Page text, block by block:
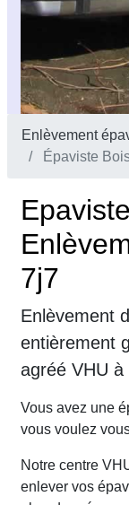
Enlèvement
Épaviste
7j7
Enlèvement
entièrement
agréé VHU à
Vous avez une
vous voulez
Notre centre
enlever vos